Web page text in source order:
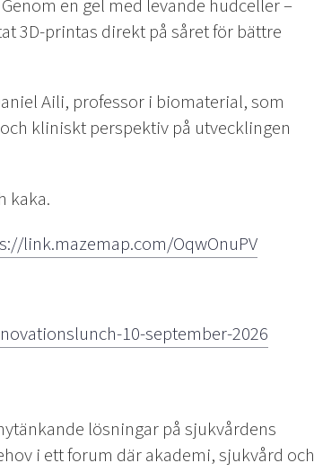
en gel med levande hudceller –
3D-printas direkt på såret för bättre
Aili, professor i biomaterial, som
kliniskt perspektiv på utvecklingen
kaka.
link.mazemap.com/OqwOnuPV
10-september-2026
lösningar på sjukvårdens
i ett forum där akademi, sjukvård och